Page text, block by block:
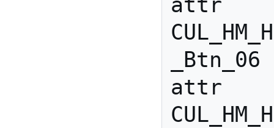
attr
attr